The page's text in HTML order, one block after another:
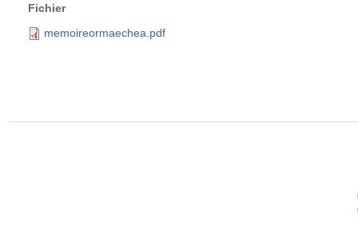
Fichier
memoireormaechea.pdf